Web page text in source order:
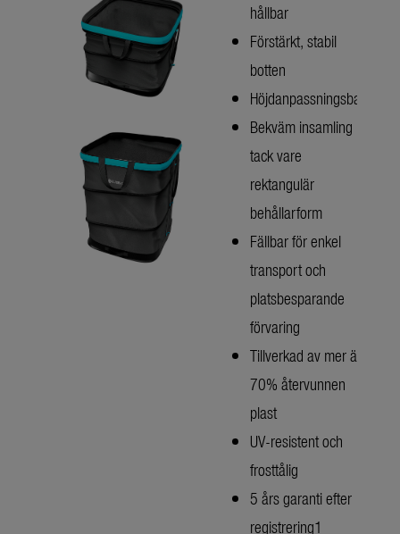
hållbar
Förstärkt, stabil
botten
Höjdanpassningsbar
Bekväm insamling
tack vare
rektangulär
behållarform
Fällbar för enkel
transport och
platsbesparande
förvaring
Tillverkad av mer än
70% återvunnen
plast
UV-resistent och
frosttålig
5 års garanti efter
registrering1